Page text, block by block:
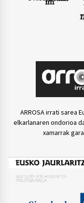
ARROSA irrati sarea
elkarlanaren ondorioa
xamarrak